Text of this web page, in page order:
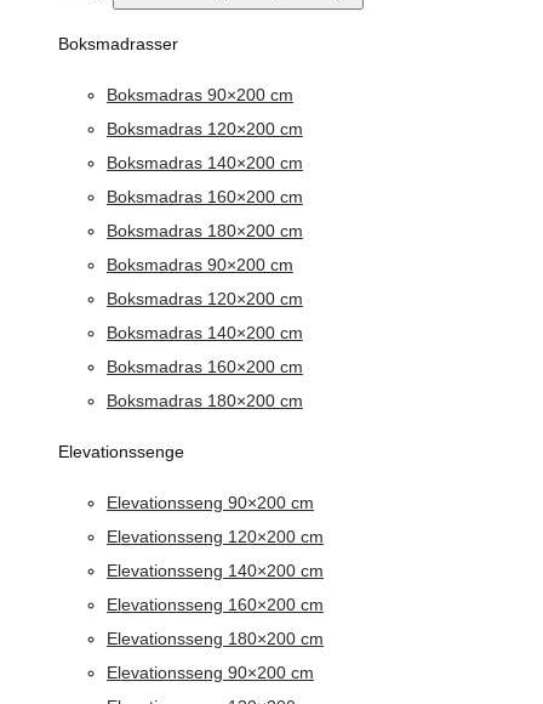
Boksmadrasser
Boksmadras 90×200 cm
Boksmadras 120×200 cm
Boksmadras 140×200 cm
Boksmadras 160×200 cm
Boksmadras 180×200 cm
Boksmadras 90×200 cm
Boksmadras 120×200 cm
Boksmadras 140×200 cm
Boksmadras 160×200 cm
Boksmadras 180×200 cm
Elevationssenge
Elevationsseng 90×200 cm
Elevationsseng 120×200 cm
Elevationsseng 140×200 cm
Elevationsseng 160×200 cm
Elevationsseng 180×200 cm
Elevationsseng 90×200 cm